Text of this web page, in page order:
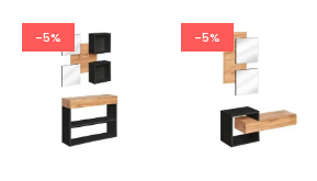
-5% -5%